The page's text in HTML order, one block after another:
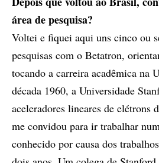
área de pesquisa?
Voltei e fiquei aqui uns cinco ou
pesquisas com o Betatron,
tocando a carreira acadêmica na
década 1960, a Universidade
aceleradores lineares de elétrons
me convidou para ir trabalhar
conhecido por causa dos